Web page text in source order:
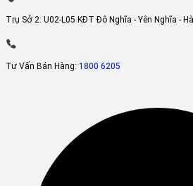
lạnh một cách toàn điện và giảm
Công nghệ cân bằng độ ẩm HCS có
giúp cho rau củ và trái cây giữ được
Trụ Sở 2: U02-L05 KĐT Đô Nghĩa - Yên Nghĩa - Hà
Tư Vấn Bán Hàng: 1800 6205